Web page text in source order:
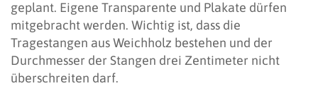
geplant. Eigene Transparente und Plakate dürfen
mitgebracht werden. Wichtig ist, dass die
Tragestangen aus Weichholz bestehen und der
Durchmesser der Stangen drei Zentimeter nicht
überschreiten darf.